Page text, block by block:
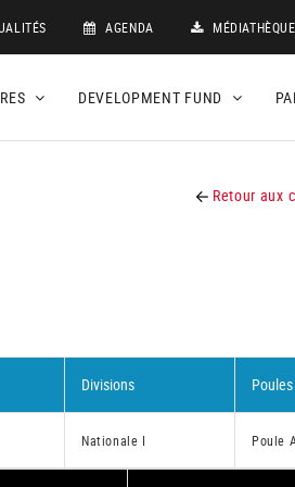
AGENDA MÉDIATHÈQUE
DEVELOPMENT FUND
Retour aux
Divisions Poules
Nationale I Poule